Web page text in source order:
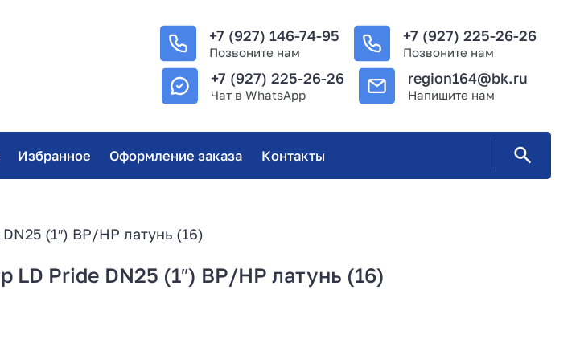
+7 (927) 146-74-95
Позвоните нам
+7 (927) 225-26-26
Позвоните нам
+7 (927) 225-26-26
Чат в WhatsApp
region164@bk.ru
Напишите нам
Избранное Оформление заказа Контакты
(1″) ВР/НР латунь (16)
LD Pride DN25 (1″) ВР/НР латунь (16)